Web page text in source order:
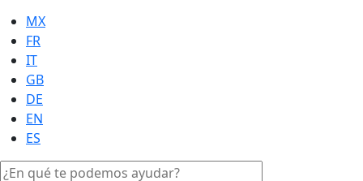
MX
FR
IT
GB
DE
EN
ES